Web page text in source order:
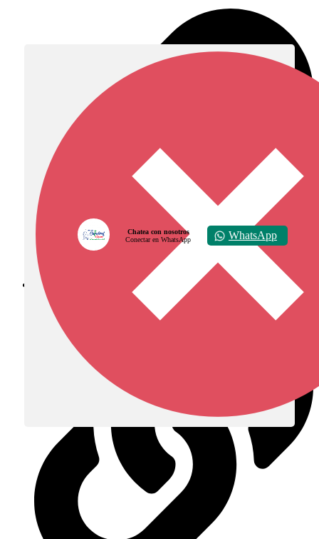
Diócesis de Zipaquirá
Chatea con nosotros
Conectar en WhatsApp
WhatsApp